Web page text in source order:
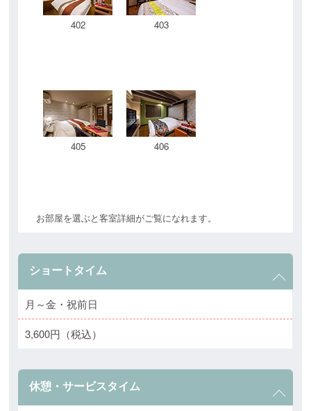
402 403
405 406
お部屋を選ぶと客室詳細がご覧になれます。
ショートタイム
月～金・祝前日
3,600円（税込）
休憩・サービスタイム